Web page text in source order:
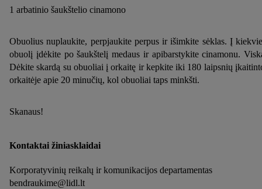
1 arbatinio šaukštelio cinamono
Obuolius nuplaukite, perpjaukite perpus ir išimkite sėklas. Į
obuolį įdėkite po šaukštelį medaus ir apibarstykite cinamonu.
Dėkite skardą su obuoliai į orkaitę ir kepkite iki 180 laipsnių
orkaitėje apie 20 minučių, kol obuoliai taps minkšti.
Skanaus!
Kontaktai žiniasklaidai
Korporatyvinių reikalų ir komunikacijos departamentas
bendraukime@lidl.lt